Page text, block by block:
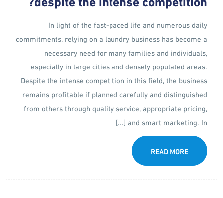
In light of the fast-paced life and numerous daily
commitments, relying on a laundry business has become a
necessary need for many families and individuals,
especially in large cities and densely populated areas.
Despite the intense competition in this field, the business
remains profitable if planned carefully and distinguished
from others through quality service, appropriate pricing,
and smart marketing. In [...]
READ MORE